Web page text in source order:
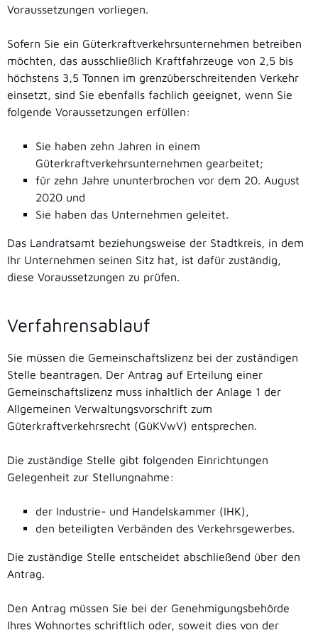
Voraussetzungen vorliegen.
Sofern Sie ein Güterkraftverkehrsunternehmen betreiben
möchten, das ausschließlich Kraftfahrzeuge von 2,5 bis
höchstens 3,5 Tonnen im grenzüberschreitenden Verkehr
einsetzt, sind Sie ebenfalls fachlich geeignet, wenn Sie
folgende Voraussetzungen erfüllen:
Sie haben zehn Jahren in einem
Güterkraftverkehrsunternehmen gearbeitet;
für zehn Jahre ununterbrochen vor dem 20. August
2020 und
Sie haben das Unternehmen geleitet.
Das Landratsamt beziehungsweise der Stadtkreis, in dem
Ihr Unternehmen seinen Sitz hat, ist dafür zuständig,
diese Voraussetzungen zu prüfen.
Verfahrensablauf
Sie müssen die Gemeinschaftslizenz bei der zuständigen
Stelle beantragen. Der Antrag auf Erteilung einer
Gemeinschaftslizenz muss inhaltlich der Anlage 1 der
Allgemeinen Verwaltungsvorschrift zum
Güterkraftverkehrsrecht (GüKVwV) entsprechen.
Die zuständige Stelle gibt folgenden Einrichtungen
Gelegenheit zur Stellungnahme:
der Industrie- und Handelskammer (IHK),
den beteiligten Verbänden des Verkehrsgewerbes.
Die zuständige Stelle entscheidet abschließend über den
Antrag.
Den Antrag müssen Sie bei der Genehmigungsbehörde
Ihres Wohnortes schriftlich oder, soweit dies von der